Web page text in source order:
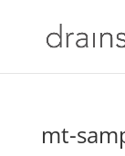
mt-